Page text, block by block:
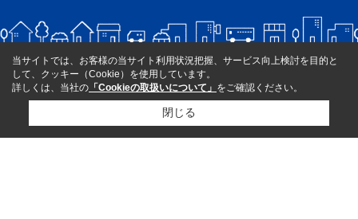
当サイトでは、お客様の当サイト利用状況把握、サービス向上検討を目的と
して、クッキー（Cookie）を使用しています。
詳しくは、当社の 「Cookieの取扱いについて」 をご確認ください。
閉じる